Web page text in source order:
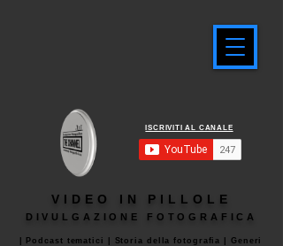
VIDEO IN PILLOLE
DIVULGAZIONE FOTOGRAFICA
| Podcast tematici | Storia della fotografia | Generi
ISCRIVITI AL CANALE